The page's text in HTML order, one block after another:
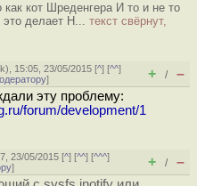
как кот Шреденгера И то и не то
это делает Н... текст свёрнут,
), 15:05, 23/05/2015 [^] [^^]
] + / –
эту проблему:
forum/development/1
23/05/2015 [^] [^^] [^^^]
] + / –